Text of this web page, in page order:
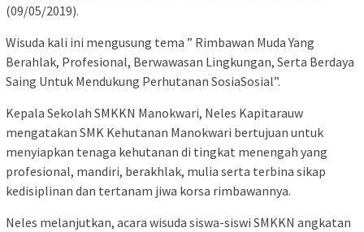
(09/05/2019).
Wisuda kali ini mengusung tema ” Rimbawan Muda Yang
Berahlak, Profesional, Berwawasan Lingkungan, Serta Berdaya
Saing Untuk Mendukung Perhutanan SosiaSosial”.
Kepala Sekolah SMKKN Manokwari, Neles Kapitarauw
mengatakan SMK Kehutanan Manokwari bertujuan untuk
menyiapkan tenaga kehutanan di tingkat menengah yang
profesional, mandiri, berakhlak, mulia serta terbina sikap
kedisiplinan dan tertanam jiwa korsa rimbawannya.
Neles melanjutkan, acara wisuda siswa-siswi SMKKN angkatan